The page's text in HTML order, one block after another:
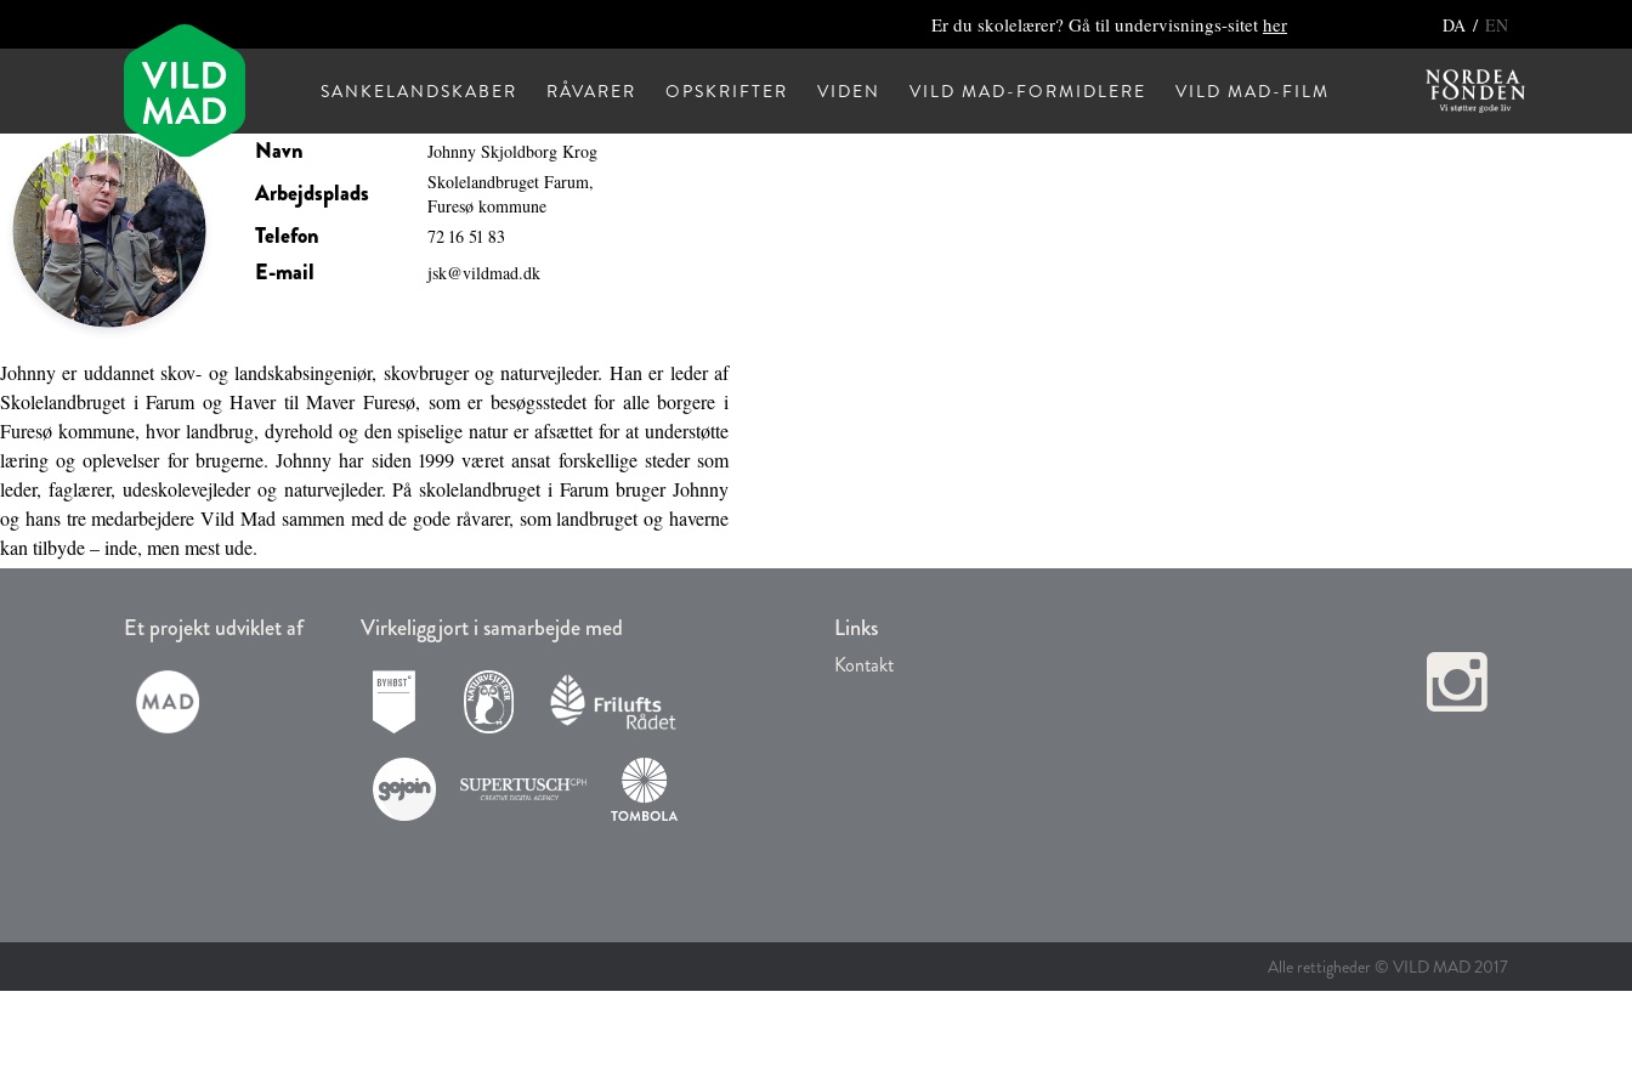
DA / EN
Er du skolelærer? Gå til undervisnings-sitet her
SANKELANDSKABER RÅVARER OPSKRIFTER VIDEN VILD MAD-FORMIDLERE VILD MAD-FILM
Navn Johnny Skjoldborg Krog
Arbejdsplads
Skolelandbruget Farum,
Furesø kommune
Telefon 72 16 51 83
E-mail jsk@vildmad.dk
Johnny er uddannet skov- og landskabsingeniør, skovbruger og naturvejleder. Han er leder af
Skolelandbruget i Farum og Haver til Maver Furesø, som er besøgsstedet for alle borgere i
Furesø kommune, hvor landbrug, dyrehold og den spiselige natur er afsættet for at understøtte
læring og oplevelser for brugerne. Johnny har siden 1999 været ansat forskellige steder som
leder, faglærer, udeskolevejleder og naturvejleder. På skolelandbruget i Farum bruger Johnny
og hans tre medarbejdere Vild Mad sammen med de gode råvarer, som landbruget og haverne
kan tilbyde – inde, men mest ude.
Et projekt udviklet af Virkeliggjort i samarbejde med Links
Kontakt
Alle rettigheder © VILD MAD 2017